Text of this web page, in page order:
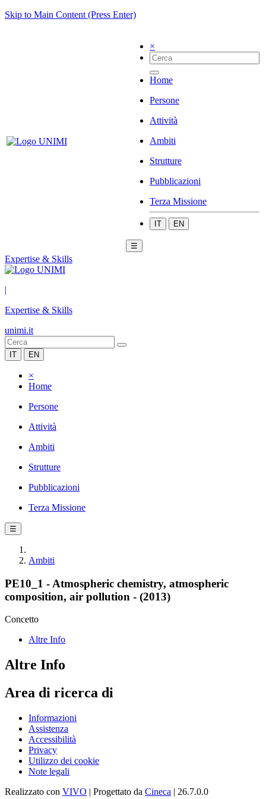
Skip to Main Content (Press Enter)
×
Home
Persone
Attività
Ambiti
Strutture
Pubblicazioni
Terza Missione
IT EN
☰
Expertise & Skills
|
Expertise & Skills
unimi.it
IT EN
×
Home
Persone
Attività
Ambiti
Strutture
Pubblicazioni
Terza Missione
☰
Ambiti
PE10_1 - Atmospheric chemistry, atmospheric
composition, air pollution - (2013)
Concetto
Altre Info
Altre Info
Area di ricerca di
Informazioni
Assistenza
Accessibilità
Privacy
Utilizzo dei cookie
Note legali
Realizzato con VIVO | Progettato da Cineca | 26.7.0.0